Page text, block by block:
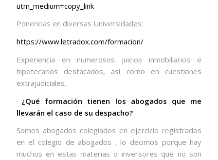
utm_medium=copy_link
Ponencias en diversas Universidades:
https://www.letradox.com/formacion/
Experiencia en numerosos juicios inmobiliarios e
hipotecarios destacados, así como en cuestiones
extrajudiciales.
¿Qué formación tienen los abogados que me
llevarán el caso de su despacho?
Somos abogados colegiados en ejercicio registrados
en el colegio de abogados ; lo decimos porque hay
muchos en estas materias o inversores que no son